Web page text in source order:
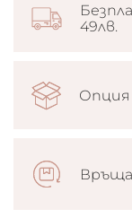
49лв.
Опция